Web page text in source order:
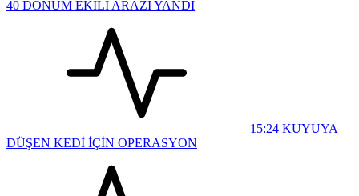
40 DÖNÜM EKİLİ ARAZİ YANDI
15:24 KUYUYA
DÜŞEN KEDİ İÇİN OPERASYON